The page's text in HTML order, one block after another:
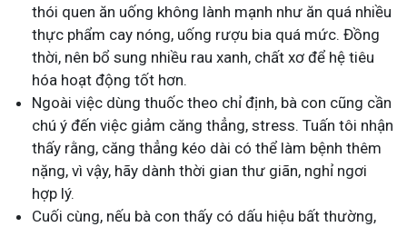
thói quen ăn uống không lành mạnh như ăn quá nhiều
thực phẩm cay nóng, uống rượu bia quá mức. Đồng
thời, nên bổ sung nhiều rau xanh, chất xơ để hệ tiêu
hóa hoạt động tốt hơn.
Ngoài việc dùng thuốc theo chỉ định, bà con cũng cần
chú ý đến việc giảm căng thẳng, stress. Tuấn tôi nhận
thấy rằng, căng thẳng kéo dài có thể làm bệnh thêm
nặng, vì vậy, hãy dành thời gian thư giãn, nghỉ ngơi
hợp lý.
Cuối cùng, nếu bà con thấy có dấu hiệu bất thường,